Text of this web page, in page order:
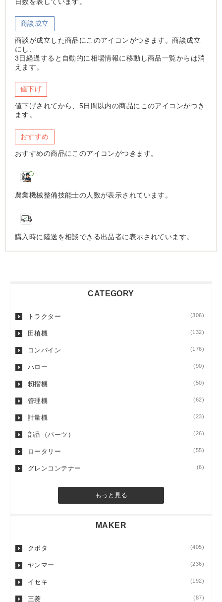
商談成立
商談が成立した商品にこのアイコンがつきます。商談成立
にし、
3日経過すると自動的に相場情報に移動し商品一覧からは消
えます。
値下げ
値下げされてから、5日間以内の商品にこのアイコンがつき
ます。
おすすめ
おすすめの商品にこのアイコンがつきます。
農業機械整備技能士の人数が表示されています。
購入時に陸送を相談できる出品者に表示されています。
CATEGORY
トラクター (306)
田植機 (132)
コンバイン (176)
ハロー (90)
籾摺機 (50)
管理機 (62)
計量機 (23)
部品（パーツ） (26)
ロータリー (55)
グレンコンテナー (6)
もっと見る
MAKER
クボタ (405)
ヤンマー (236)
イセキ (192)
三菱 (87)